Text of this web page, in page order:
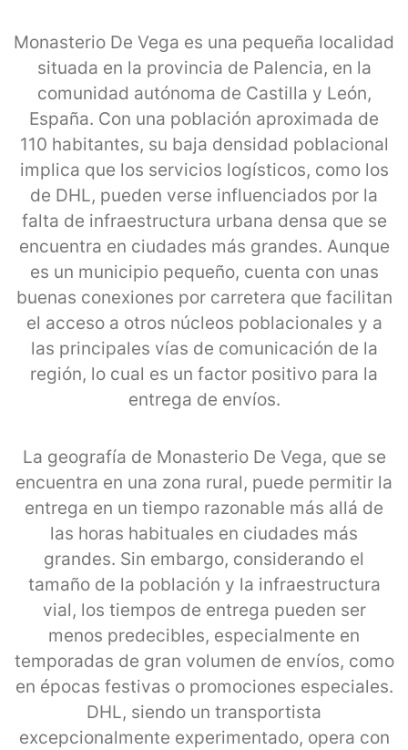
Monasterio De Vega es una pequeña localidad
situada en la provincia de Palencia, en la
comunidad autónoma de Castilla y León,
España. Con una población aproximada de
110 habitantes, su baja densidad poblacional
implica que los servicios logísticos, como los
de DHL, pueden verse influenciados por la
falta de infraestructura urbana densa que se
encuentra en ciudades más grandes. Aunque
es un municipio pequeño, cuenta con unas
buenas conexiones por carretera que facilitan
el acceso a otros núcleos poblacionales y a
las principales vías de comunicación de la
región, lo cual es un factor positivo para la
entrega de envíos.
La geografía de Monasterio De Vega, que se
encuentra en una zona rural, puede permitir la
entrega en un tiempo razonable más allá de
las horas habituales en ciudades más
grandes. Sin embargo, considerando el
tamaño de la población y la infraestructura
vial, los tiempos de entrega pueden ser
menos predecibles, especialmente en
temporadas de gran volumen de envíos, como
en épocas festivas o promociones especiales.
DHL, siendo un transportista
excepcionalmente experimentado, opera con